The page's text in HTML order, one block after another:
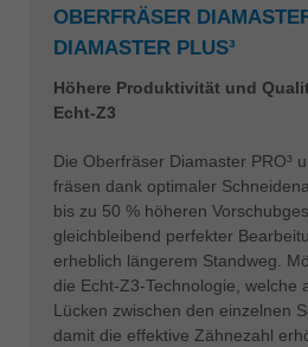
OBERFRÄSER
DIAMASTER PLUS³
Höhere Produktivität und
Echt-Z3
Die Oberfräser Diamaster PRO³
fräsen dank optimaler
bis zu 50 % höheren
gleichbleibend perfekter
erheblich längerem Standweg.
die Echt-Z3-Technologie, welche
Lücken zwischen den einzelnen
damit die effektive Zähnezahl